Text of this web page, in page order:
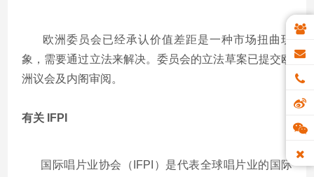
欧洲委员会已经承认价值差距是一种市场扭曲现
象，需要通过立法来解决。委员会的立法草案已提交欧
洲议会及内阁审阅。
有关 IFPI
国际唱片业协会（IFPI）是代表全球唱片业的国际